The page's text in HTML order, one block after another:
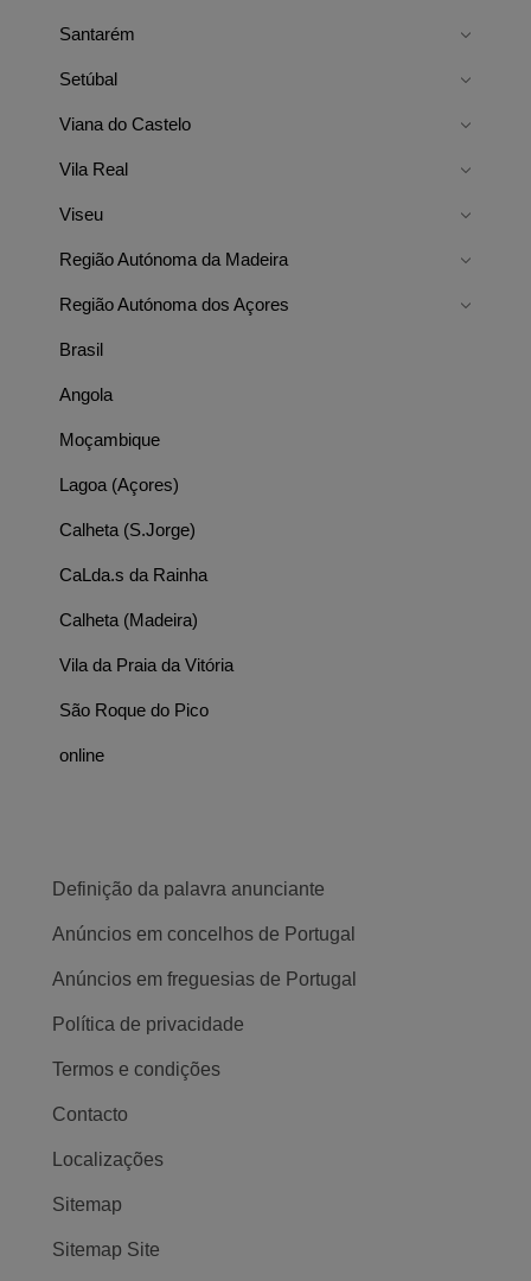
Santarém
Setúbal
Viana do Castelo
Vila Real
Viseu
Região Autónoma da Madeira
Região Autónoma dos Açores
Brasil
Angola
Moçambique
Lagoa (Açores)
Calheta (S.Jorge)
CaLda.s da Rainha
Calheta (Madeira)
Vila da Praia da Vitória
São Roque do Pico
online
Definição da palavra anunciante
Anúncios em concelhos de Portugal
Anúncios em freguesias de Portugal
Política de privacidade
Termos e condições
Contacto
Localizações
Sitemap
Sitemap Site